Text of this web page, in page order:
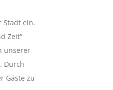
Stadt ein.
Zeit“
unserer
Durch
Gäste zu